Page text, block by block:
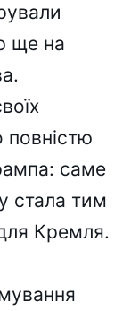
ще на
повністю
саме
стала тим
Кремля.